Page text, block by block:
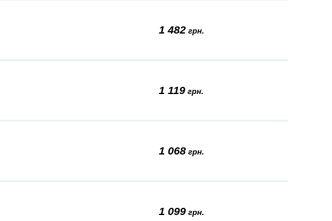
1 482грн.
1 119 грн.
1 068грн.
1 099грн.